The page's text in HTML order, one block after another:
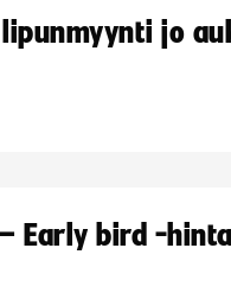
lipunmyynti jo
– Early bird -